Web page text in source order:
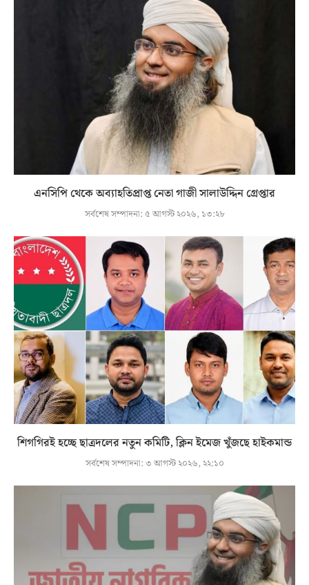
এনসিপি থেকে অব্যাহতিপ্রাপ্ত নেতা গাজী সালাউদ্দিন গ্রেপ্তার
সর্বশেষ সম্পাদনা: ৫ আগস্ট ২০২৬, ১৩:২৮
শিগগিরই হচ্ছে ছাত্রদলের নতুন কমিটি, ক্লিন ইমেজ খুঁজছে হাইকমান্ড
সর্বশেষ সম্পাদনা:৩ আগস্ট ২০২৬, ২২:১০